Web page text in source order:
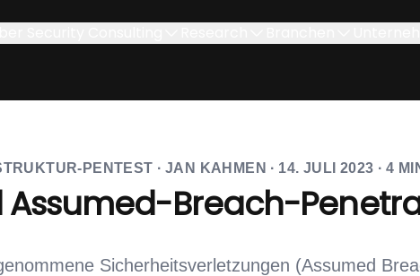
PENTEST · JAN KAHMEN · 14. JULI 2023 · 4
Assumed-Breach-
Sicherheitsverletzungen (Assumed